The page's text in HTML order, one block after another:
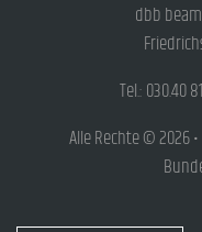
dbb
Tel.: 030.40
Alle Rechte © 2026